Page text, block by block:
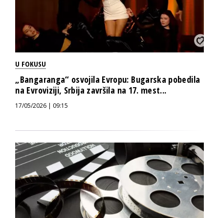
U FOKUSU
„Bangaranga“ osvojila Evropu: Bugarska pobedila
na Evroviziji, Srbija završila na 17. mest...
17/05/2026 | 09:15